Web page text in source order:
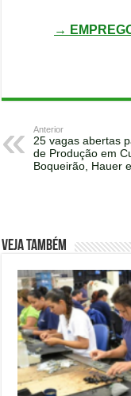
→
Anterior
25 vagas abertas
de Produção em
Boqueirão, Hauer
Veja também